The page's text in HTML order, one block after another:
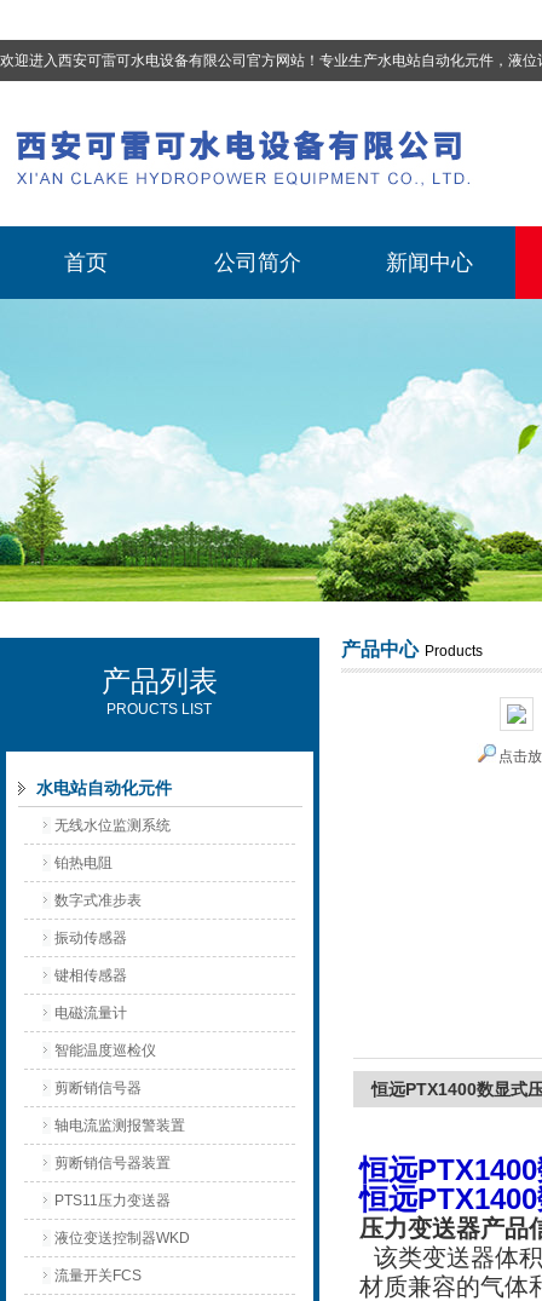
欢迎进入西安可雷可水电设备有限公司官方网站！专业生产水电站自动化元件，液位计、流量计、压力变送器、油混水控制器、温度传感器、电磁阀球阀蝶阀、测速装置、位移
西安可雷可水电设备有限公司
首页 公司简介 新闻中心
产品列表
PROUCTS LIST
水电站自动化元件
无线水位监测系统
铂热电阻
数字式准步表
振动传感器
键相传感器
电磁流量计
智能温度巡检仪
剪断销信号器
轴电流监测报警装置
剪断销信号器装置
PTS11压力变送器
液位变送控制器WKD
流量开关FCS
产品中心 Products
点击
恒远PTX1400数显式
恒远
恒远
压力变送器产品
该类变送器体
材质兼容的气体